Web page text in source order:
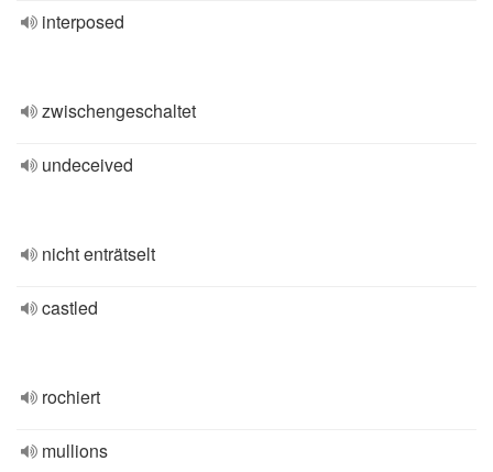
interposed
zwischengeschaltet
undeceived
nicht enträtselt
castled
rochiert
mullions